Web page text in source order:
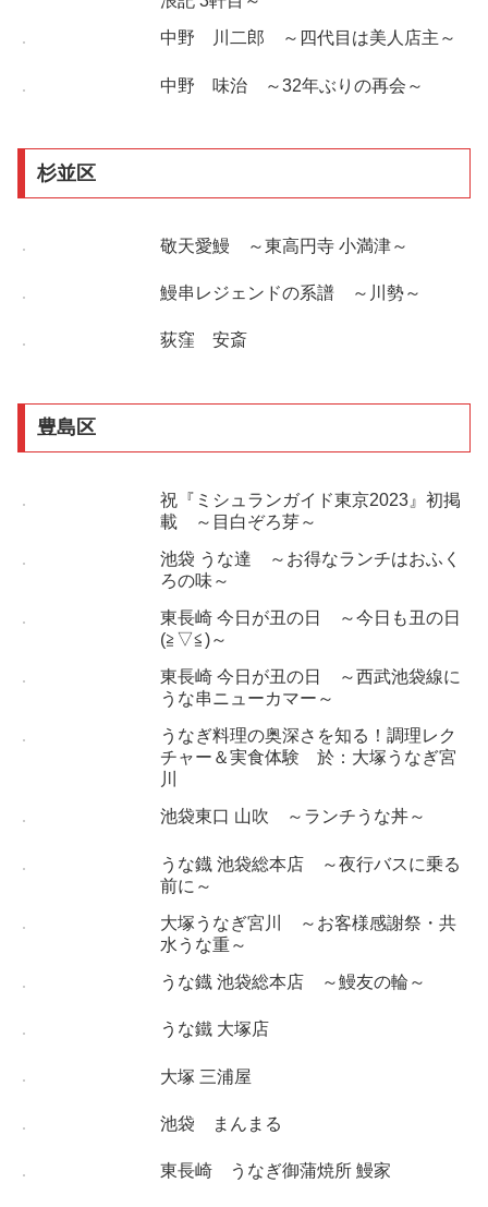
中野 川二郎 ～四代目は美人店主～
中野 味治 ～32年ぶりの再会～
杉並区
敬天愛鰻 ～東高円寺 小満津～
鰻串レジェンドの系譜 ～川勢～
荻窪 安斎
豊島区
祝『ミシュランガイド東京2023』初掲
載 ～目白ぞろ芽～
池袋 うな達 ～お得なランチはおふく
ろの味～
東長崎 今日が丑の日 ～今日も丑の日
(≧▽≦)～
東長崎 今日が丑の日 ～西武池袋線に
うな串ニューカマー～
うなぎ料理の奥深さを知る！調理レク
チャー＆実食体験 於：大塚うなぎ宮
川
池袋東口 山吹 ～ランチうな丼～
うな鐡 池袋総本店 ～夜行バスに乗る
前に～
大塚うなぎ宮川 ～お客様感謝祭・共
水うな重～
うな鐡 池袋総本店 ～鰻友の輪～
うな鐵 大塚店
大塚 三浦屋
池袋 まんまる
東長崎 うなぎ御蒲焼所 鰻家